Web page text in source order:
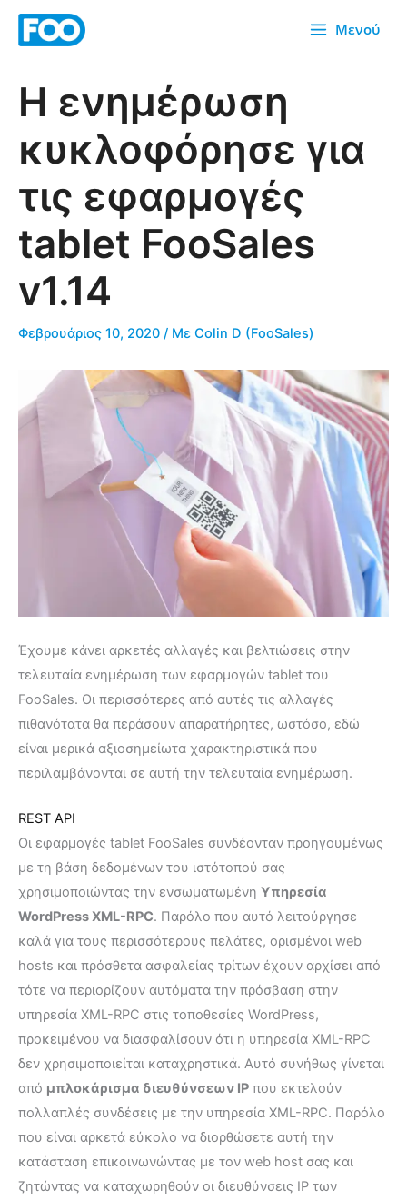
Μετάβαση
Μενού
Η ενημέρωση
κυκλοφόρησε για
τις εφαρμογές
tablet FooSales
v1.14
Φεβρουάριος 10, 2020 / Με Colin D (FooSales)
Έχουμε κάνει αρκετές αλλαγές και βελτιώσεις στην
τελευταία ενημέρωση των εφαρμογών tablet του
FooSales. Οι περισσότερες από αυτές τις αλλαγές
πιθανότατα θα περάσουν απαρατήρητες, ωστόσο, εδώ
είναι μερικά αξιοσημείωτα χαρακτηριστικά που
περιλαμβάνονται σε αυτή την τελευταία ενημέρωση.
REST API
Οι εφαρμογές tablet FooSales συνδέονταν προηγουμένως
με τη βάση δεδομένων του ιστότοπού σας
χρησιμοποιώντας την ενσωματωμένη Υπηρεσία
WordPress XML-RPC. Παρόλο που αυτό λειτούργησε
καλά για τους περισσότερους πελάτες, ορισμένοι web
hosts και πρόσθετα ασφαλείας τρίτων έχουν αρχίσει από
τότε να περιορίζουν αυτόματα την πρόσβαση στην
υπηρεσία XML-RPC στις τοποθεσίες WordPress,
προκειμένου να διασφαλίσουν ότι η υπηρεσία XML-RPC
δεν χρησιμοποιείται καταχρηστικά. Αυτό συνήθως γίνεται
από μπλοκάρισμα διευθύνσεων IP που εκτελούν
πολλαπλές συνδέσεις με την υπηρεσία XML-RPC. Παρόλο
που είναι αρκετά εύκολο να διορθώσετε αυτή την
κατάσταση επικοινωνώντας με τον web host σας και
ζητώντας να καταχωρηθούν οι διευθύνσεις IP των